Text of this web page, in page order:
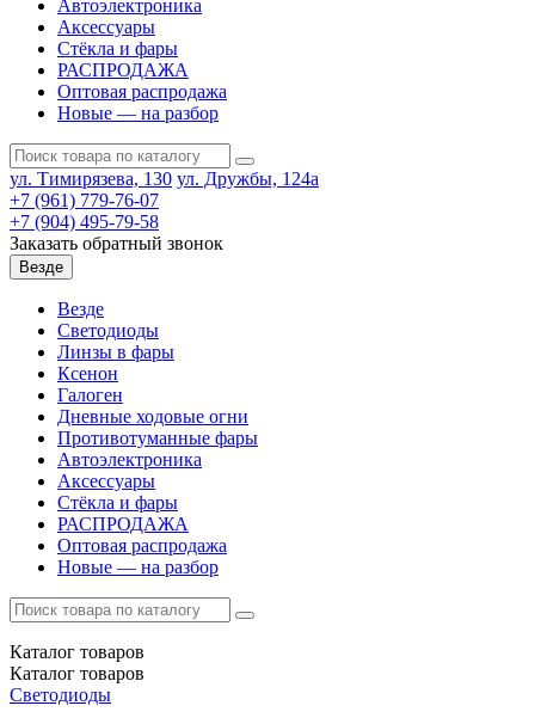
Автоэлектроника
Аксессуары
Стёкла и фары
РАСПРОДАЖА
Оптовая распродажа
Новые — на разбор
ул. Тимирязева, 130 ул. Дружбы, 124а
+7 (961) 779-76-07
+7 (904) 495-79-58
Заказать обратный звонок
Везде
Везде
Светодиоды
Линзы в фары
Ксенон
Галоген
Дневные ходовые огни
Противотуманные фары
Автоэлектроника
Аксессуары
Стёкла и фары
РАСПРОДАЖА
Оптовая распродажа
Новые — на разбор
Каталог товаров
Каталог товаров
Светодиоды